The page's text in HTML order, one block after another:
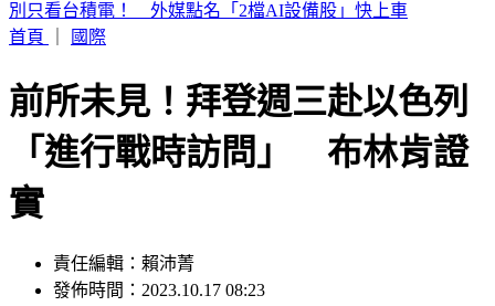
白海豚暴風圈縮小！掃過北部近海「雨狂炸」 這天才遠離
首頁
國際
前所未見！拜登週三赴以色列
「進行戰時訪問」 布林肯證
實
責任編輯：賴沛菁
發佈時間：2023.10.17 08:23